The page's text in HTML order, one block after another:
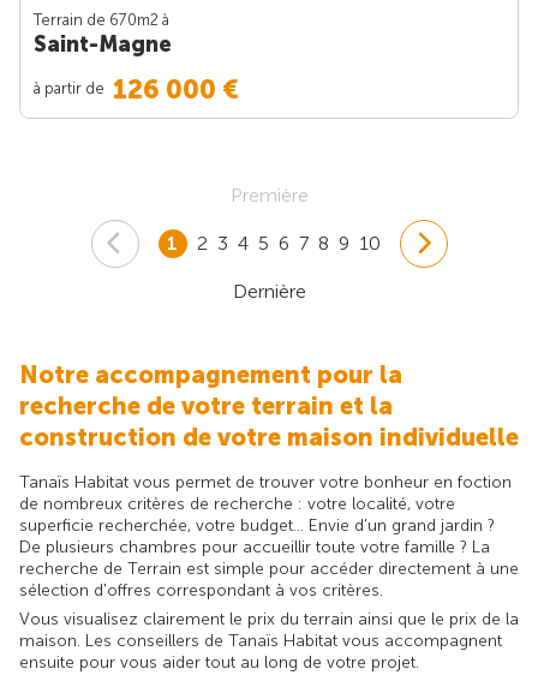
Terrain de 670m2 à
Saint-Magne
à partir de 126 000 €
Première
1 2 3 4 5 6 7 8 9 10
Dernière
Notre accompagnement pour la
recherche de votre terrain et la
construction de votre maison individuelle
Tanaïs Habitat vous permet de trouver votre bonheur en foction
de nombreux critères de recherche : votre localité, votre
superficie recherchée, votre budget... Envie d'un grand jardin ?
De plusieurs chambres pour accueillir toute votre famille ? La
recherche de Terrain est simple pour accéder directement à une
sélection d'offres correspondant à vos critères.
Vous visualisez clairement le prix du terrain ainsi que le prix de la
maison. Les conseillers de Tanaïs Habitat vous accompagnent
ensuite pour vous aider tout au long de votre projet.